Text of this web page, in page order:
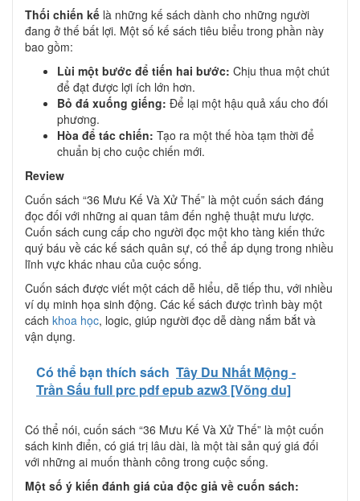
Thối chiến kế là những kế sách dành cho những người
đang ở thế bất lợi. Một số kế sách tiêu biểu trong phần này
bao gồm:
Lùi một bước để tiến hai bước: Chịu thua một chút
để đạt được lợi ích lớn hơn.
Bỏ đá xuống giếng: Để lại một hậu quả xấu cho đối
phương.
Hòa để tác chiến: Tạo ra một thế hòa tạm thời để
chuẩn bị cho cuộc chiến mới.
Review
Cuốn sách “36 Mưu Kế Và Xử Thế” là một cuốn sách đáng
đọc đối với những ai quan tâm đến nghệ thuật mưu lược.
Cuốn sách cung cấp cho người đọc một kho tàng kiến thức
quý báu về các kế sách quân sự, có thể áp dụng trong nhiều
lĩnh vực khác nhau của cuộc sống.
Cuốn sách được viết một cách dễ hiểu, dễ tiếp thu, với nhiều
ví dụ minh họa sinh động. Các kế sách được trình bày một
cách khoa học, logic, giúp người đọc dễ dàng nắm bắt và
vận dụng.
Có thể bạn thích sách Tây Du Nhất Mộng -
Trần Sấu full prc pdf epub azw3 [Võng du]
Có thể nói, cuốn sách “36 Mưu Kế Và Xử Thế” là một cuốn
sách kinh điển, có giá trị lâu dài, là một tài sản quý giá đối
với những ai muốn thành công trong cuộc sống.
Một số ý kiến đánh giá của độc giả về cuốn sách: